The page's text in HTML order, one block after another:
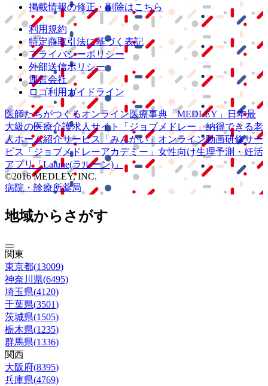
掲載情報の修正・削除はこちら
利用規約
特定商取引法に基づく表記
プライバシーポリシー
外部送信ポリシー
運営会社
ロゴ利用ガイドライン
医師たちがつくるオンライン医療事典 「MEDLEY」
日本最
大級の医療介護求人サイト 「ジョブメドレー」納得できる老
人ホーム紹介サービス
「みんかい」 オンライン動画研修サー
ビス
「ジョブメドレーアカデミー」 女性向け生理予測・妊活
アプリ「Lalune(ラルーン)」
©2016 MEDLEY, INC.
病院・診療所薬局
地域からさがす
関東
東京都(13009)
神奈川県(6495)
埼玉県(4120)
千葉県(3501)
茨城県(1505)
栃木県(1235)
群馬県(1336)
関西
大阪府(8395)
兵庫県(4769)